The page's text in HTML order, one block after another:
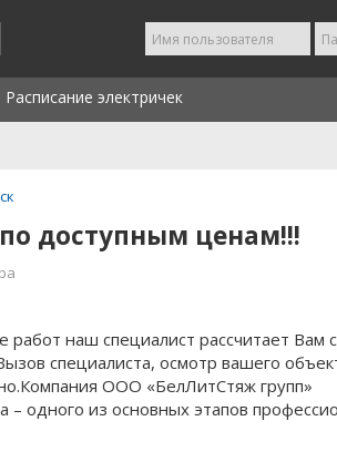
Расписание электричек
доступным ценам!!!
работ наш специалист рассчитает Вам
специалиста, осмотр вашего
OOO «БелЛитСтяж групп»
– одного из основных этапов